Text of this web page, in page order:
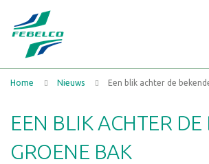
Home Nieuws Een blik achter de
EEN BLIK ACHTER
GROENE BAK